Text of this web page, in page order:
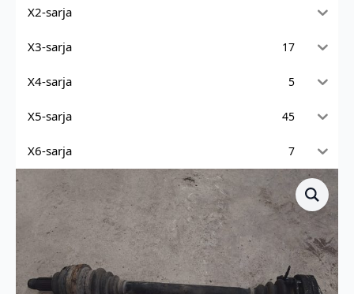
X2-sarja
X3-sarja 17
X4-sarja 5
X5-sarja 45
X6-sarja 7